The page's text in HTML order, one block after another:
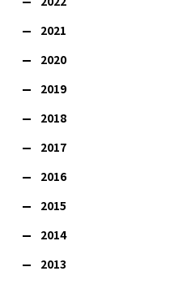
2021
2020
2019
2018
2017
2016
2015
2014
2013